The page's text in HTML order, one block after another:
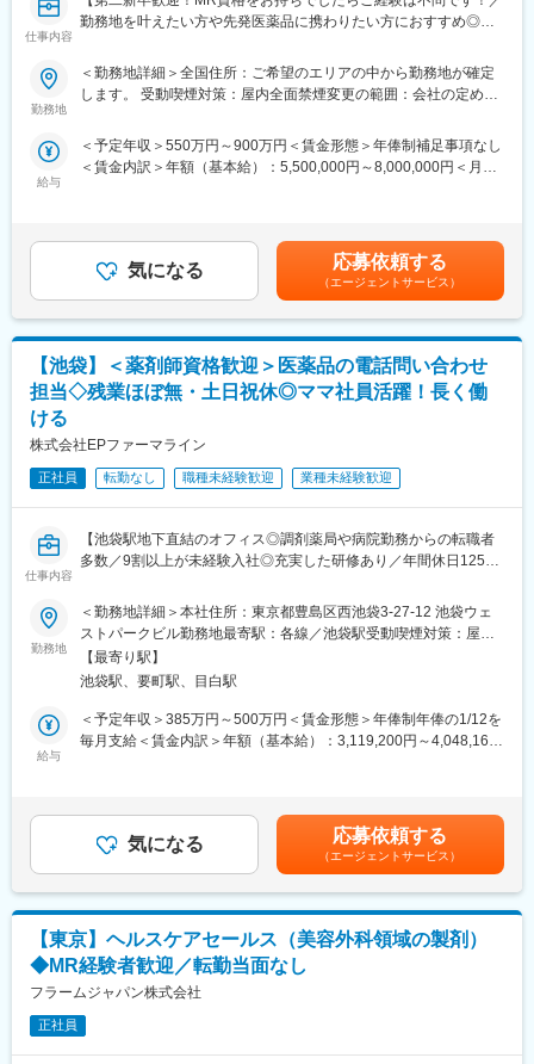
・土日祝休み／年間休日125日
・有給取得率：76.9％（2024年度）
・産前産後休業取得率：100％（2024年度）
・育児休業復帰率：96％（2024年度）
変更の範囲：会社の定める業務
※希望休の日数制限はございません。
EPファーマラインは、医薬品・医療・医療機器・ヘルスケア業界
に特化した複合型サービスを提供しています。 薬剤師、看護師、
また、グループ8,000名規模のEPSグループの一員であることから
安定して就業可能です。
・健康経営優良法人2025（大規模法人部門）
仕事内容
勤務地を叶えたい方や先発医薬品に携わりたい方におすすめ◎／
【はじめに】
今回はMRを募集します。MR資格をお持ちの方（MRの実務未経
体制の中で、若手や経験が浅い方もMRとしてスキルが身に着く環
境です。また、勤務地はご本人様の希望を鑑み決定いたします。
配属です。担当エリアの医療機関（開業医、病院）を訪問して、
医師、薬剤師に課題解決するための医薬品情報を提供、副作用情
報を収集を行っていただきます。
《具体的には...》
■新薬のプロモーション
■長期収載品の市場拡大
■ジェネリック医薬品のプロモーション
ェクトが出るまで保留）となる場合もございますのであらかじめ
ご認識の程よろしくお願いします※
■充実したサポート体制：
配属後は担当マネージャーが丁寧に支援します。日々の仕事の悩
しています。
■エリアを跨ぐ転勤なし：
初任地希望だけでなく、エリアを跨いでの転勤はございません。
たします。
また、在籍年数が増えると永年勤続報奨金や四半期一時金などの
手当もアップします。つまり、やりがいや努力がきちんと報われ
る報酬制度になっています。
ーからオファーを受けた場合、メーカーに転籍することも可能で
す。オファーや延長依頼があったとしても、別のプロジェクトに
チャレンジしたい場合は断ることもできます。また、定期的な面
ジャー、研修部門など）への道もあります。
勤務地
＜勤務地詳細＞全国住所：ご希望のエリアの中から勤務地が確定
します。 受動喫煙対策：屋内全面禁煙変更の範囲：会社の定める
給与
＜予定年収＞550万円～900万円＜賃金形態＞年俸制補足事項なし
＜賃金内訳＞年額（基本給）：5,500,000円～8,000,000円＜月額
支給）※ただし支給条件があります賃金はあくまでも目安の金額で
あり、選考を通じて上下する可能性があります。月給(月額)は固定
気になる 応募依頼する
（エージェントサービス）
【池袋】＜薬剤師資格歓迎＞医薬品の電話問い合わせ
担当◇残業ほぼ無・土日祝休◎ママ社員活躍！長く働
ける
株式会社EPファーマライン
正社員 転勤なし 職種未経験歓迎 業種未経験歓迎
仕事内容
【池袋駅地下直結のオフィス◎調剤薬局や病院勤務からの転職者
多数／9割以上が未経験入社◎充実した研修あり／年間休日125日
★9割以上が未経験入社◎前職が調剤薬局や病院勤務の方が活躍し
ています★
＜魅力ポイント＞
◎デスクワーク！池袋駅地下直結のオフィス
◎18時定時で残業ほぼ無・土日祝休みで仕事とプライベートを両
立！
■職務内容：
＜メディカルコミュニケーター（DI職）とは？＞
文書や文献、FAQを活用しながら、医薬品使用における最新情報
を回答します。
＜具体的な業務内容＞
└1日あたり20件程度対応
└対応後、問い合わせ内容や回答内容をシステムへインプット
勤務地
＜勤務地詳細＞本社住所：東京都豊島区西池袋3-27-12 池袋ウェ
ストパークビル勤務地最寄駅：各線／池袋駅受動喫煙対策：屋内
全面禁煙変更の範囲：会社の定める事業所
【最寄り駅】
池袋駅、要町駅、目白駅
給与
＜予定年収＞385万円～500万円＜賃金形態＞年俸制年俸の1/12を
毎月支給＜賃金内訳＞年額（基本給）：3,119,200円～4,048,160
＞有＜残業手当＞有＜給与補足＞■昇給：能力評価年1回（目標管
理制度による評価）■上記別途、決算賞与制度あり賃金はあくまで
も目安の金額であり、選考を通じて上下する可能性があります。
月給(月額)は固定手当を含めた表記です。
気になる 応募依頼する
（エージェントサービス）
【東京】ヘルスケアセールス（美容外科領域の製剤）
◆MR経験者歓迎／転勤当面なし
フラームジャパン株式会社
正社員